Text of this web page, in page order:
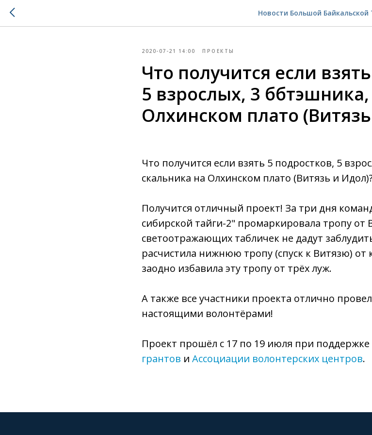
Новости Большой Байкальской
2020-07-21 14:00 ПРОЕКТЫ
Что получится если
5 взрослых, 3
Олхинском плато
Что получится если взять 5 подростков, 5
скальника на Олхинском плато (Витязь и
Получится отличный проект! За три дня
сибирской тайги-2" промаркировала тропу от
светоотражающих табличек не дадут
расчистила нижнюю тропу (спуск к Витязю) от
заодно избавила эту тропу от трёх луж.
А также все участники проекта отлично
настоящими волонтёрами!
Проект прошёл с 17 по 19 июля при поддержке
грантов и Ассоциации волонтерских центров.